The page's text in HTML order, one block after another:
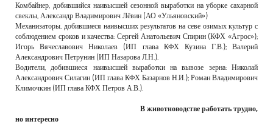
Комбайнер, добившийся наивысшей сезонной выработки на уборке сахарной
свеклы, Александр Владимирович Лёвин (АО «Ульяновский»)
Механизаторы, добившиеся наивысших результатов на севе озимых культур с
соблюдением сроков и качества: Сергей Анатольевич Спирин (КФХ «Агрос»);
Игорь Вячеславович Николаев (ИП глава КФХ Кузина Г.В.); Валерий
Александрович Петрунин (ИП Назарова Л.Н.).
Водители, добившиеся наивысшей выработки на вывозе зерна: Николай
Александрович Силагин (ИП глава КФХ Базарнов Н.И.); Роман Владимирович
Климочкин (ИП глава КФХ Петров А.В.).
В животноводстве работать трудно,
но интересно